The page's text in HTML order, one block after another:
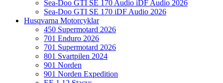
Sea-Doo GTI SE 170 Audio iDF Audio 2026
Sea-Doo GTI SE 170 iDF Audio 2026
Husqvarna Motorcyklar
450 Supermotard 2026
701 Enduro 2026
701 Supermotard 2026
801 Svartpilen 2024
901 Norden
901 Norden Expedition